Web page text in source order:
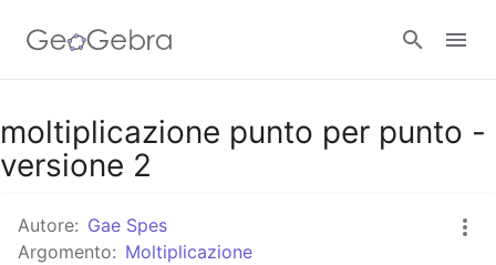
Google Classroom
moltiplicazione punto per punto -
versione 2
Autore: Gae Spes
Argomento: Moltiplicazione